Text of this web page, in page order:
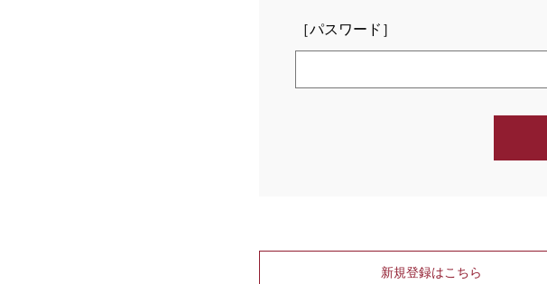
［パスワード］
新規登録はこちら